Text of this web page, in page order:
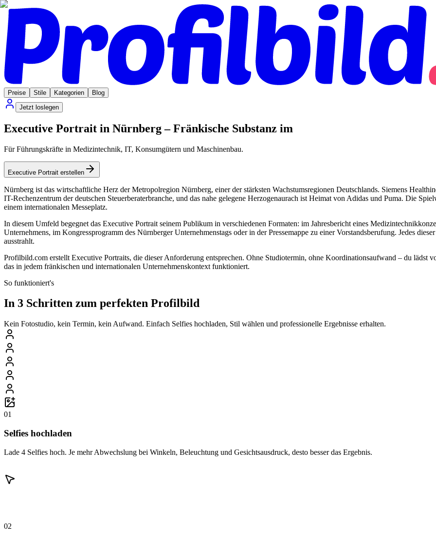
Preise Stile Kategorien
Blog
Jetzt loslegen
Executive Portrait in Nürnberg – Fränkische Substanz im
Für Führungskräfte in Medizintechnik, IT, Konsumgütern und Maschinenbau.
Executive Portrait erstellen
Nürnberg ist das wirtschaftliche Herz der Metropolregion Nürnberg, einer der stärksten Wachstumsregionen Deutschlands. Siemens
IT-Rechenzentrum der deutschen Steuerberaterbranche, und das nahe gelegene Herzogenaurach ist Heimat von Adidas und Puma. Die
einem internationalen Messeplatz.
In diesem Umfeld begegnet das Executive Portrait seinem Publikum in verschiedenen Formaten: im Jahresbericht eines
Unternehmens, im Kongressprogramm des Nürnberger Unternehmenstags oder in der Pressemappe zu einer Vorstandsberufung. Jedes
ausstrahlt.
Profilbild.com erstellt Executive Portraits, die dieser Anforderung entsprechen. Ohne Studiotermin, ohne Koordinationsaufwand – du lädst
das in jedem fränkischen und internationalen Unternehmenskontext funktioniert.
So funktioniert's
In 3 Schritten zum perfekten Profilbild
Kein Fotostudio, kein Termin, kein Aufwand. Einfach Selfies hochladen, Stil wählen und professionelle Ergebnisse erhalten.
01
Selfies hochladen
Lade 4 Selfies hoch. Je mehr Abwechslung bei Winkeln, Beleuchtung und Gesichtsausdruck, desto besser das Ergebnis.
02